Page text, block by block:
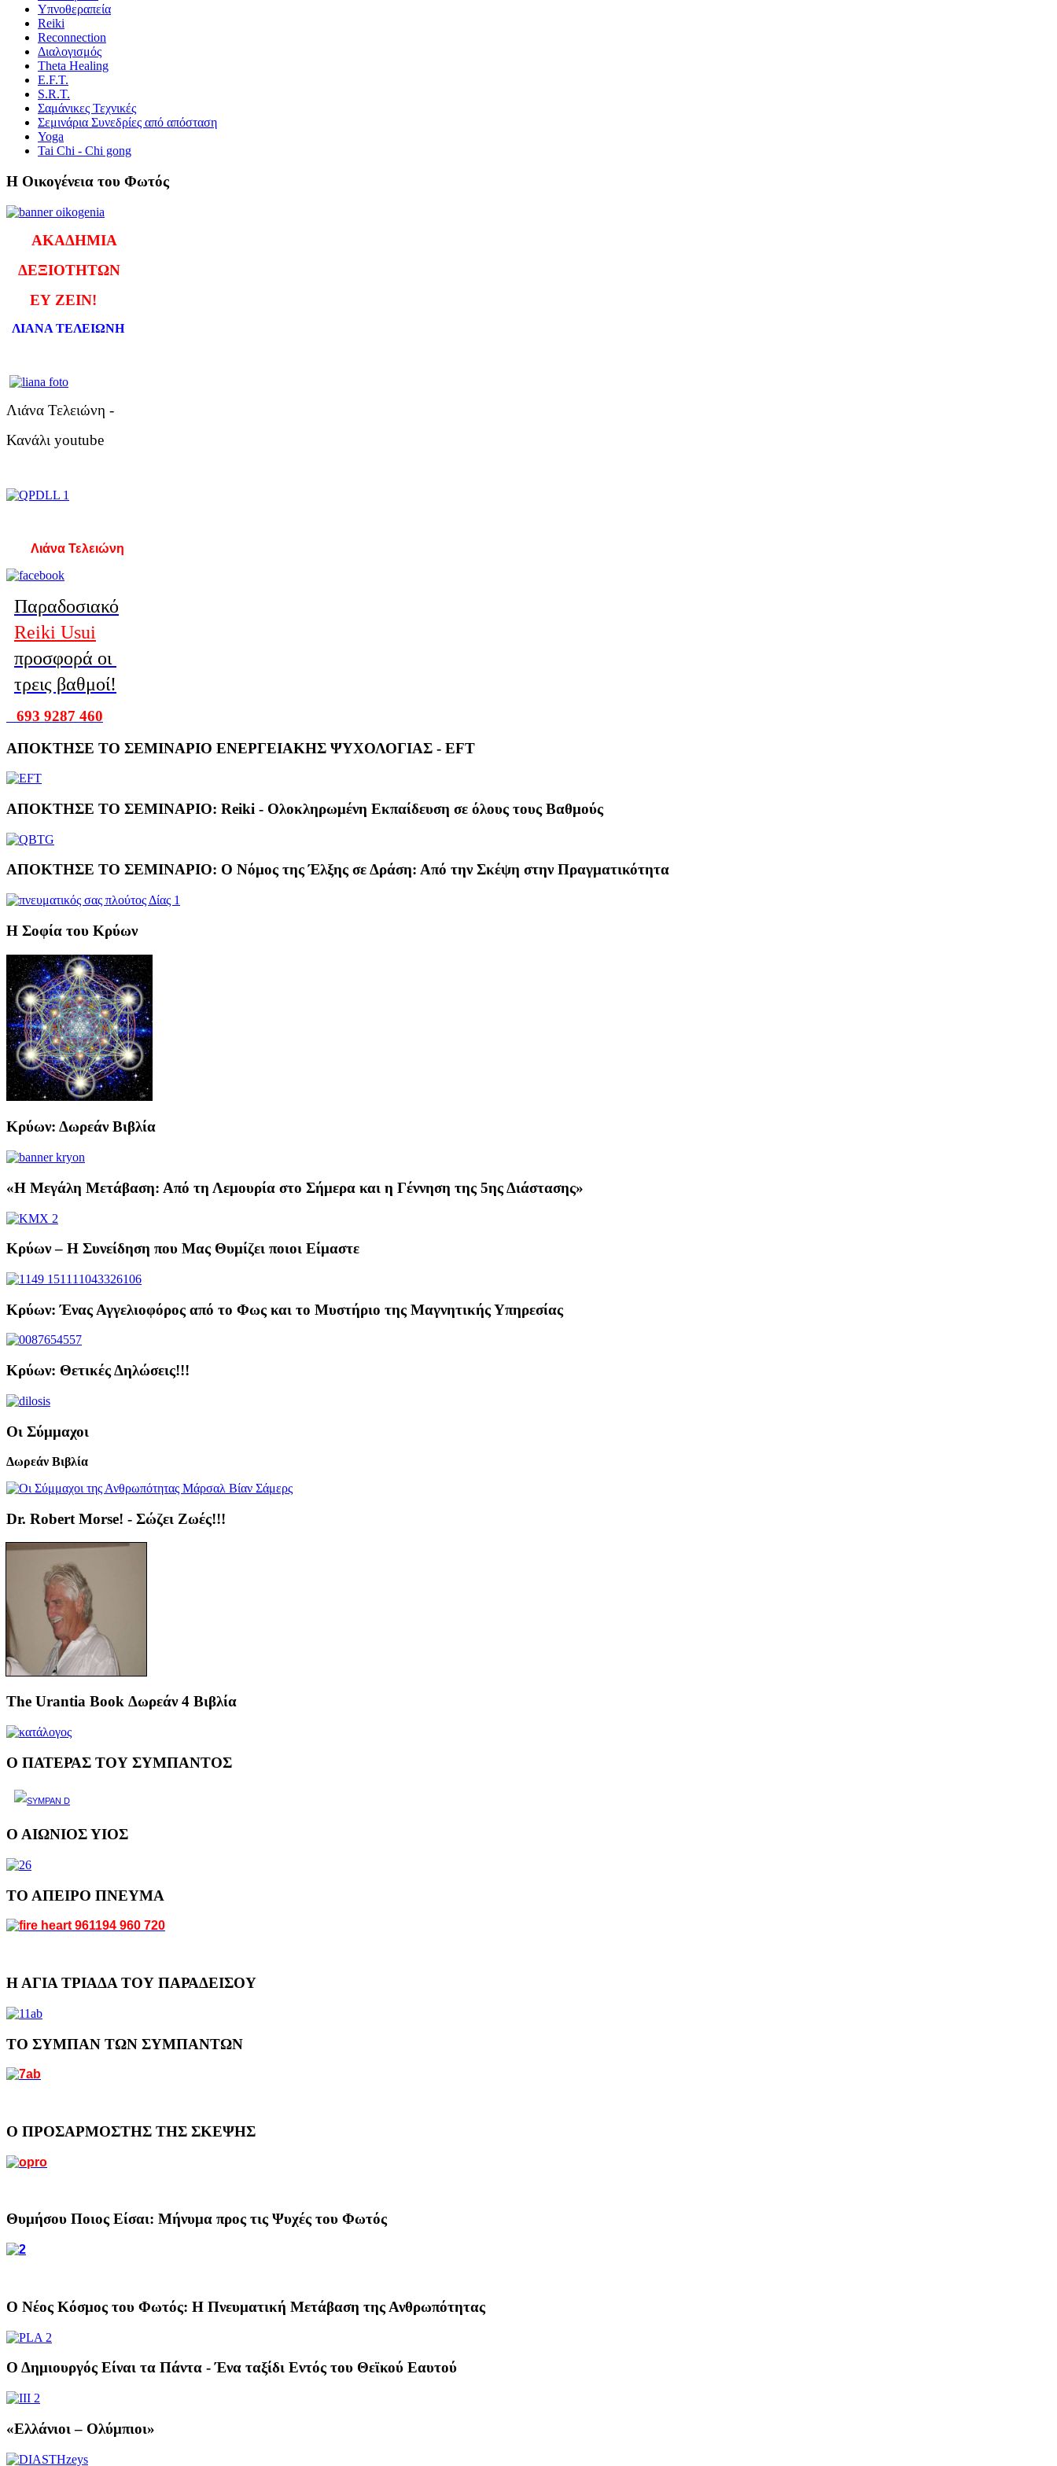
Υπνοθεραπεία
Reiki
Reconnection
Διαλογισμός
Theta Healing
E.F.T.
S.R.T.
Σαμάνικες Τεχνικές
Σεμινάρια Συνεδρίες από απόσταση
Yoga
Tai Chi - Chi gong
Η Οικογένεια του Φωτός
ΑΚΑΔΗΜΙΑ
ΔΕΞΙΟΤΗΤΩΝ
ΕΥ ΖΕΙΝ!
ΛΙΑΝΑ ΤΕΛΕΙΩΝΗ
Λιάνα Τελειώνη -
Κανάλι youtube
Λιάνα Τελειώνη
Παραδοσιακό
Reiki Usui
προσφορά οι
τρεις βαθμοί!
693 9287 460
ΑΠΟΚΤΗΣΕ ΤΟ ΣΕΜΙΝΑΡΙΟ ΕΝΕΡΓΕΙΑΚΗΣ ΨΥΧΟΛΟΓΙΑΣ - EFT
ΑΠΟΚΤΗΣΕ ΤΟ ΣΕΜΙΝΑΡΙΟ: Reiki - Ολοκληρωμένη Εκπαίδευση σε όλους τους Βαθμούς
ΑΠΟΚΤΗΣΕ ΤΟ ΣΕΜΙΝΑΡΙΟ: Ο Νόμος της Έλξης σε Δράση: Από την Σκέψη στην Πραγματικότητα
Η Σοφία του Κρύων
Κρύων: Δωρεάν Βιβλία
«Η Μεγάλη Μετάβαση: Από τη Λεμουρία στο Σήμερα και η Γέννηση της 5ης Διάστασης»
Κρύων – Η Συνείδηση που Μας Θυμίζει ποιοι Είμαστε
Κρύων: Ένας Αγγελιοφόρος από το Φως και το Μυστήριο της Μαγνητικής Υπηρεσίας
Κρύων: Θετικές Δηλώσεις!!!
Οι Σύμμαχοι
Δωρεάν Βιβλία
Dr. Robert Morse! - Σώζει Ζωές!!!
The Urantia Book Δωρεάν 4 Βιβλία
Ο ΠΑΤΕΡΑΣ ΤΟΥ ΣΥΜΠΑΝΤΟΣ
Ο ΑΙΩΝΙΟΣ ΥΙΟΣ
ΤΟ ΑΠΕΙΡΟ ΠΝΕΥΜΑ
Η ΑΓΙΑ ΤΡΙΑΔΑ ΤΟΥ ΠΑΡΑΔΕΙΣΟΥ
ΤΟ ΣΥΜΠΑΝ ΤΩΝ ΣΥΜΠΑΝΤΩΝ
Ο ΠΡΟΣΑΡΜΟΣΤΗΣ ΤΗΣ ΣΚΕΨΗΣ
Θυμήσου Ποιος Είσαι: Μήνυμα προς τις Ψυχές του Φωτός
Ο Νέος Κόσμος του Φωτός: Η Πνευματική Μετάβαση της Ανθρωπότητας
Ο Δημιουργός Είναι τα Πάντα - Ένα ταξίδι Εντός του Θεϊκού Εαυτού
«Ελλάνιοι – Ολύμπιοι»